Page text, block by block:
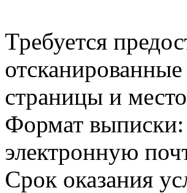
Требуется
страницы и
Формат выписки:
электронную
Срок оказания